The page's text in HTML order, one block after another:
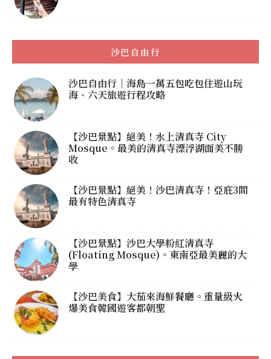
沙巴自由行
沙巴自由行｜海島一萬五包吃包住遊山玩
海、六天旅遊行程攻略
【沙巴景點】絕美！水上清真寺 City
Mosque。最美的清真寺漂浮湖面美不勝
收
【沙巴景點】絕美！沙巴清真寺！亞庇3間
最有特色清真寺
【沙巴景點】沙巴大學粉紅清真寺
(Floating Mosque)。東南亞最美麗的大
學
【沙巴美食】大茄來海鮮餐廳。重量級火
爆美食韓國遊客都朝聖